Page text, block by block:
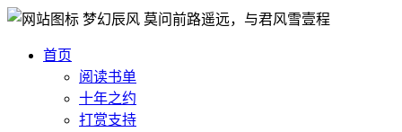
梦幻辰风 莫问前路遥远，与君风雪壹程
首页
阅读书单
十年之约
打赏支持